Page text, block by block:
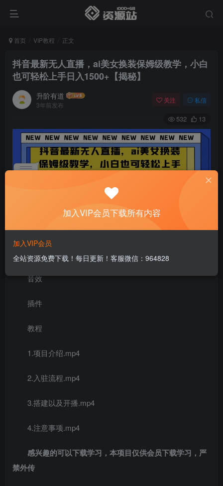
首页 VIP教程 正文
抖音最新无人直播，ai美女换装保姆级教学，小白
也可轻松上手日入1500+【揭秘】
升阶有道
3年前发布
关注 私信
532 13
项目内容：
素材
音效
插件
教程
1.项目介绍.mp4
2.入驻流程.mp4
3.搭建以及开播.mp4
4.注意事项.mp4
感兴趣的可以下载学习，本项目仅供会员下载学习，严
禁外传
加入VIP会员下载所有内容
加入VIP会员
全站资源免费下载！每日更新！客服微信：964828